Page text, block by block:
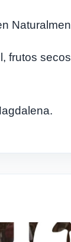
frutos